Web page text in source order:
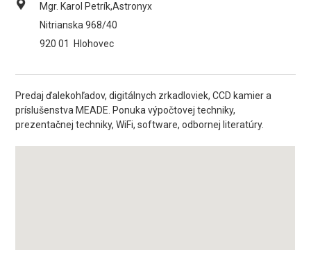
Mgr. Karol Petrík,Astronyx
Nitrianska 968/40
920 01
Hlohovec
Predaj ďalekohľadov, digitálnych zrkadloviek, CCD kamier a
príslušenstva MEADE. Ponuka výpočtovej techniky,
prezentačnej techniky, WiFi, software, odbornej literatúry.